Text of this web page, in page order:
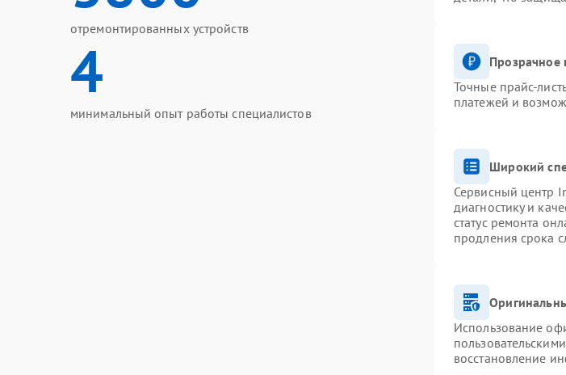
отремонтированных устройств
4
минимальный опыт работы специалистов
Прозрачное
Точные прайс-
платежей и
Широкий
Сервисный центр
диагностику и
статус ремонта
продления срока
Использование
восстановление